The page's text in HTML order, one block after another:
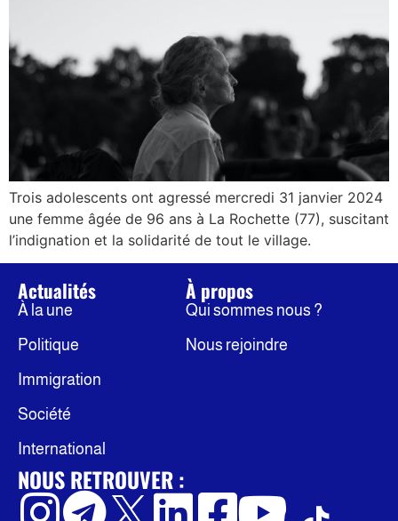
Trois adolescents ont agressé mercredi 31 janvier 2024
une femme âgée de 96 ans à La Rochette (77), suscitant
l’indignation et la solidarité de tout le village.
NOUS RETROUVER :
Actualités
À la une
Politique
Immigration
Société
International
À propos
Qui sommes nous ?
Nous rejoindre